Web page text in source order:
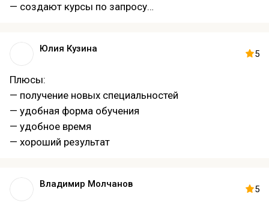
— создают курсы по запросу
Минусы:
— постоянное повышение цен
— не подходит новичкам
Юлия Кузина 5
Плюсы:
— получение новых специальностей
— удобная форма обучения
— удобное время
— хороший результат
Владимир Молчанов 5